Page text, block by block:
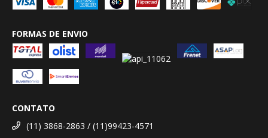
FORMAS DE ENVIO
CONTATO
(11) 3868-2863 / (11)99423-4571